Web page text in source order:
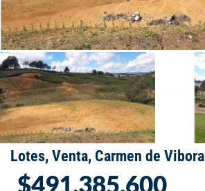
Lotes, Venta, Carmen de Viboral
$491.385.600